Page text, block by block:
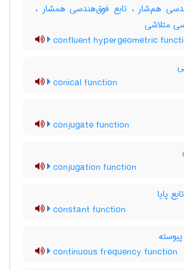
هم‌شار ، تابع فوق‌هندسی همشار ،
متلاشی
confluent hypergeometric
conical function
conjugate function
conjugation function
پایا
constant function
continuous frequency function